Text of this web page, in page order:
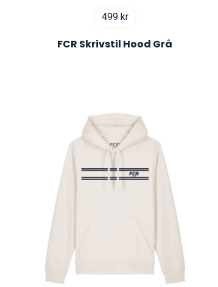
499 kr
FCR Skrivstil Hood Grå